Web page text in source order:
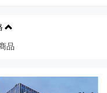
品